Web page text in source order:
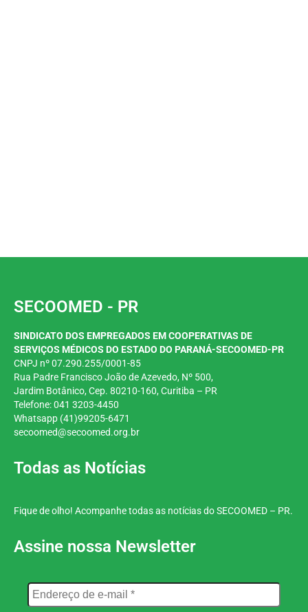
SECOOMED - PR
SINDICATO DOS EMPREGADOS EM COOPERATIVAS DE
SERVIÇOS MÉDICOS DO ESTADO DO PARANÁ-SECOOMED-PR
CNPJ nº 07.290.255/0001-85
Rua Padre Francisco João de Azevedo, Nº 500,
Jardim Botânico, Cep. 80210-160, Curitiba – PR
Telefone: 041 3203-4450
Whatsapp (41)99205-6471
secoomed@secoomed.org.br
Todas as Notícias
Fique de olho! Acompanhe todas as notícias do SECOOMED – PR.
Assine nossa Newsletter